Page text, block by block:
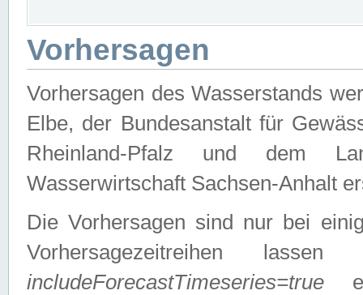
Vorhersagen
Vorhersagen des Wasserstands
Elbe, der Bundesanstalt für
Rheinland-Pfalz und dem
Wasserwirtschaft Sachsen-Anhalt
Die Vorhersagen sind nur bei
Vorhersagezeitreihen
includeForecastTimeseries=true